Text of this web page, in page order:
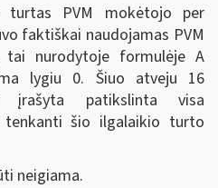
turtas PVM mokėtojo per
faktiškai naudojamas PVM
tai nurodytoje formulėje A
lygiu 0. Šiuo atveju 16
patikslinta visa
tenkanti šio ilgalaikio turto
neigiama.